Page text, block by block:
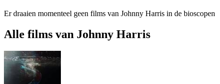
Er draaien momenteel geen films van Johnny Harris in de bioscopen
Alle films van Johnny Harris